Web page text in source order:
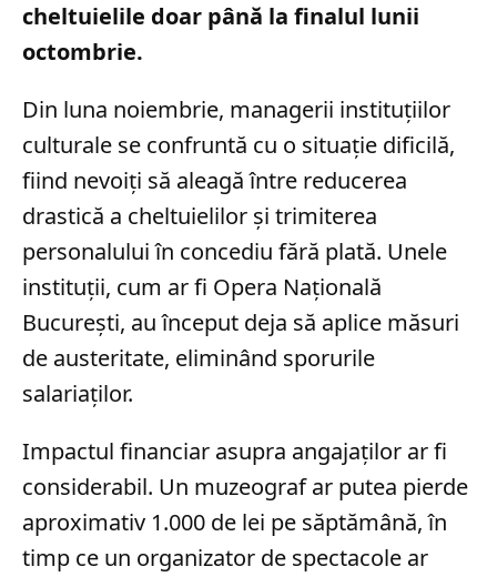
cheltuielile doar până la finalul lunii
octombrie.
Din luna noiembrie, managerii instituțiilor
culturale se confruntă cu o situație dificilă,
fiind nevoiți să aleagă între reducerea
drastică a cheltuielilor și trimiterea
personalului în concediu fără plată. Unele
instituții, cum ar fi Opera Națională
București, au început deja să aplice măsuri
de austeritate, eliminând sporurile
salariaților.
Impactul financiar asupra angajaților ar fi
considerabil. Un muzeograf ar putea pierde
aproximativ 1.000 de lei pe săptămână, în
timp ce un organizator de spectacole ar